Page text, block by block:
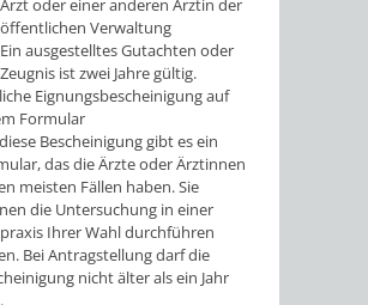
öffentlichen Verwaltung
Ein ausgestelltes Gutachten oder
Zeugnis ist zwei Jahre gültig.
Eignungsbescheinigung auf
Formular
Bescheinigung gibt es ein
das die Ärzte oder Ärztinnen
meisten Fällen haben. Sie
die Untersuchung in einer
Ihrer Wahl durchführen
Bei Antragstellung darf die
nicht älter als ein Jahr